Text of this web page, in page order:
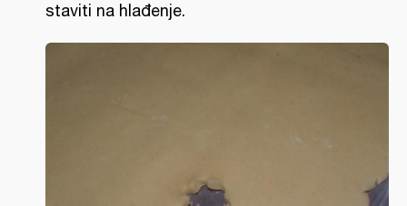
staviti na hlađenje.